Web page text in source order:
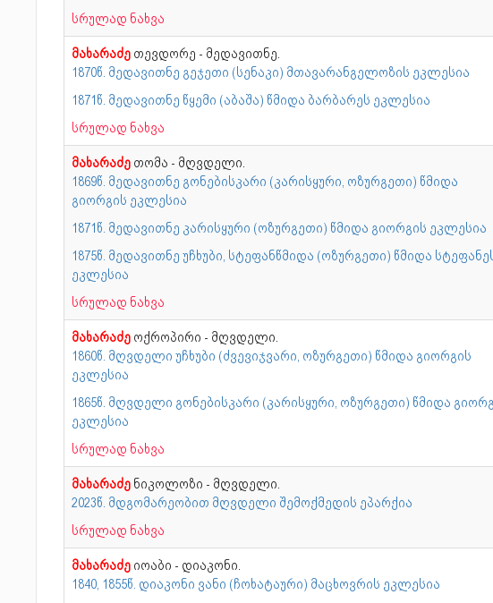
სრულად ნახვა
მახარაძეთევდორე - მედავითნე.
1870წ. მედავითნე გეჯეთი (სენაკი) მთავარანგელოზის ეკლესია
1871წ. მედავითნე წყემი (აბაშა) წმიდა ბარბარეს ეკლესია
სრულად ნახვა
მახარაძეთომა - მღვდელი.
1869წ. მედავითნე გონებისკარი (კარისყური, ოზურგეთი) წმიდა
გიორგის ეკლესია
1871წ. მედავითნე კარისყური (ოზურგეთი) წმიდა გიორგის ეკლესია
1875წ. მედავითნე უჩხუბი, სტეფანწმიდა (ოზურგეთი) წმიდა
ეკლესია
სრულად ნახვა
მახარაძეოქროპირი - მღვდელი.
1860წ. მღვდელი უჩხუბი (ძვევიჯვარი, ოზურგეთი) წმიდა გიორგის
ეკლესია
1865წ. მღვდელი გონებისკარი (კარისყური, ოზურგეთი) წმიდა
ეკლესია
სრულად ნახვა
მახარაძენიკოლოზი - მღვდელი.
2023წ. მდგომარეობით მღვდელი შემოქმედის ეპარქია
სრულად ნახვა
მახარაძეიოაბი - დიაკონი.
1840, 1855წ. დიაკონი ვანი (ჩოხატაური) მაცხოვრის ეკლესია